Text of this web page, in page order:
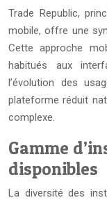
Trade Republic,
mobile, offre une
Cette approche
habitués aux
l’évolution des
plateforme réduit
complexe.
Gamme
disponibles
La diversité des